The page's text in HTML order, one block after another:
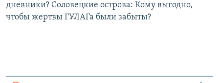
дневники? Соловецкие острова: Кому выгодно,
чтобы жертвы ГУЛАГа были забыты?